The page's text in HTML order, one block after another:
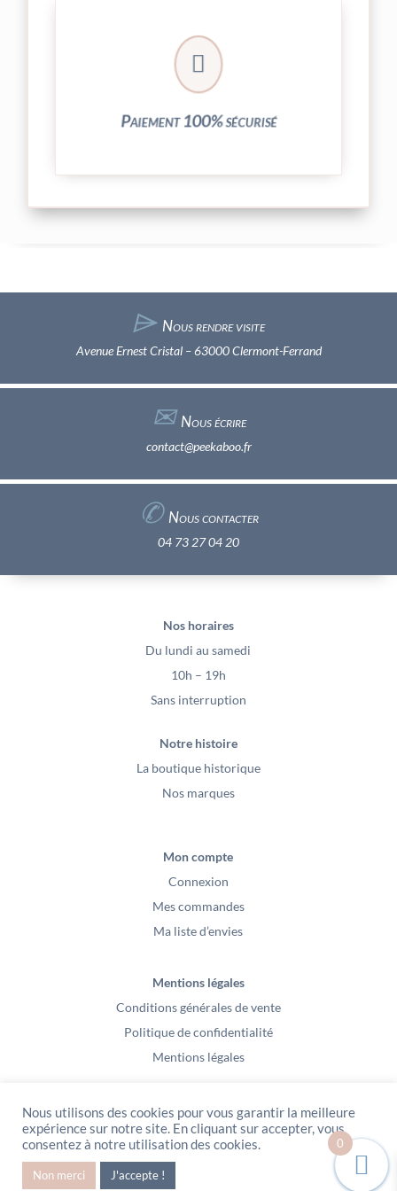

Paiement 100% sécurisé
Vos transactions par carte bancaire sont
entièrement sécurisées grâce au système
crypté de notre partenaire PayPlug.
⌲ Nous rendre visite
Avenue Ernest Cristal – 63000 Clermont-Ferrand
✉︎Nous écrire
contact@peekaboo.fr
✆ Nous contacter
04 73 27 04 20
Nos horaires
Du lundi au samedi
10h – 19h
Sans interruption
Notre histoire
La boutique historique
Nos marques
Mon compte
Connexion
Mes commandes
Ma liste d’envies
Mentions légales
Conditions générales de vente
Politique de confidentialité
Mentions légales
PeeKaBoo / Sarl Gablia au capital de 10 000 euros – Av Ernest Cristal 63
000 Clermont-Ferrand – Copyright2021 – Tous droits réservés – Vidéo
Media l’Abeille / Site Web : Pixel
Nous utilisons des cookies pour vous garantir la meilleure
expérience sur notre site. En cliquant sur accepter, vous
consentez à notre utilisation des cookies.
Non merci J'accepte !
0